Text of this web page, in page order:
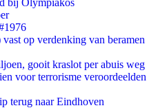
bij Olympiakos
op verdenking van beramen
gooit kraslot per abuis weg
voor terrorisme veroordeelden
terug naar Eindhoven